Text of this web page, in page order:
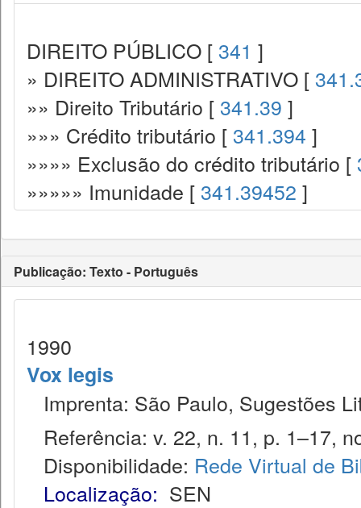
DIREITO PÚBLICO [ 341 ]
» DIREITO ADMINISTRATIVO [
»» Direito Tributário [ 341.39 ]
»»» Crédito tributário [ 341.394 ]
»»»» Exclusão do crédito tributário [
»»»»» Imunidade [ 341.39452 ]
Publicação: Texto - Português
1990
Vox legis
Imprenta: São Paulo, Sugestões
Referência: v. 22, n. 11, p. 1–17,
Disponibilidade: Rede Virtual de
Localização: SEN